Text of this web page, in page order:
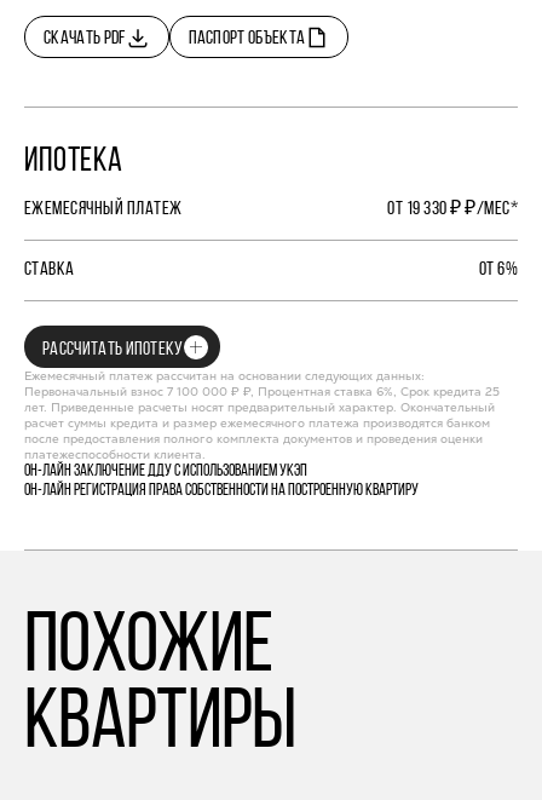
СКАЧАТЬ PDF ПАСПОРТ ОБЪЕКТА
ИПОТЕКА
ЕЖЕМЕСЯЧНЫЙ ПЛАТЕЖ ОТ 19 330 ₽ ₽/МЕС*
СТАВКА ОТ 6%
РАССЧИТАТЬ ИПОТЕКУ
Ежемесячный платеж рассчитан на основании следующих данных:
Первоначальный взнос 7 100 000 ₽ ₽, Процентная ставка 6%, Срок кредита 25
лет. Приведенные расчеты носят предварительный характер. Окончательный
расчет суммы кредита и размер ежемесячного платежа производятся банком
после предоставления полного комплекта документов и проведения оценки
платежеспособности клиента.
Он-лайн заключение ДДУ с использованием УКЭП
Он-лайн регистрация права собственности на построенную квартиру
похожие
квартиры